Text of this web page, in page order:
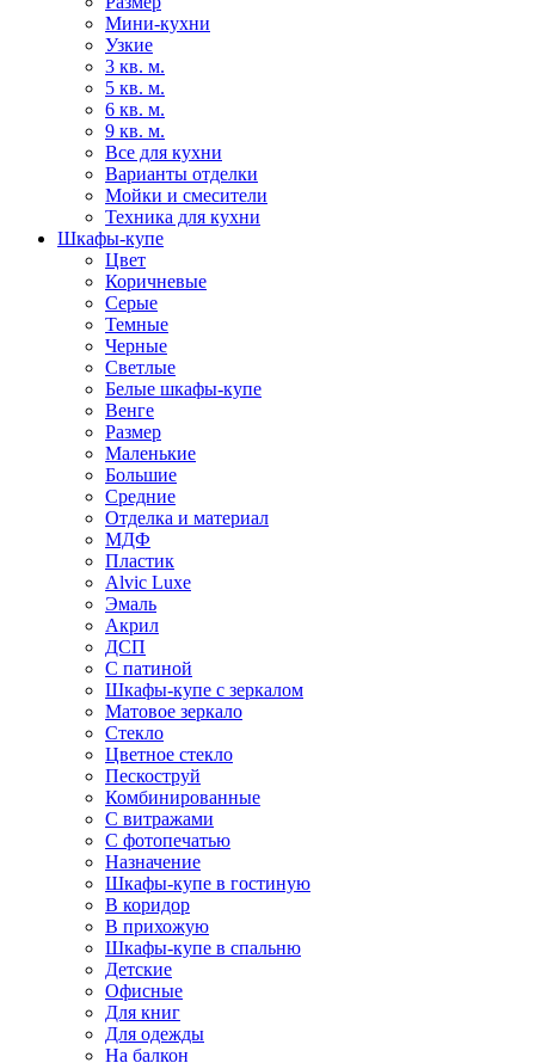
Мини-кухни
Узкие
3 кв. м.
5 кв. м.
6 кв. м.
9 кв. м.
Все для кухни
Варианты отделки
Мойки и смесители
Техника для кухни
Шкафы-купе
Цвет
Коричневые
Серые
Темные
Черные
Светлые
Белые шкафы-купе
Венге
Размер
Маленькие
Большие
Средние
Отделка и материал
МДФ
Пластик
Alvic Luxe
Эмаль
Акрил
ДСП
С патиной
Шкафы-купе с зеркалом
Матовое зеркало
Стекло
Цветное стекло
Пескоструй
Комбинированные
С витражами
С фотопечатью
Назначение
Шкафы-купе в гостиную
В коридор
В прихожую
Шкафы-купе в спальню
Детские
Офисные
Для книг
Для одежды
На балкон